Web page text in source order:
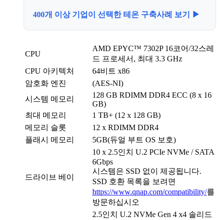
400개 이상 기업이 선택한 테온 구축사례 보기 ▶
CPU
AMD EPYC™ 7302P 16코어/32스레
드 프로세서, 최대 3.3 GHz
CPU 아키텍처
64비트 x86
암호화 엔진
(AES-NI)
시스템 메모리
128 GB RDIMM DDR4 ECC (8 x 16
GB)
최대 메모리
1 TB+ (12 x 128 GB)
메모리 슬롯
12 x RDIMM DDR4
플래시 메모리
5GB(듀얼 부트 OS 보호)
드라이브 베이
10 x 2.5인치 U.2 PCIe NVMe / SATA
6Gbps
시스템은 SSD 없이 제공됩니다.
SSD 호환 목록을 보려면
https://www.qnap.com/compatibility/를
방문하십시오
2.5인치 U.2 NVMe Gen 4 x4 솔리드